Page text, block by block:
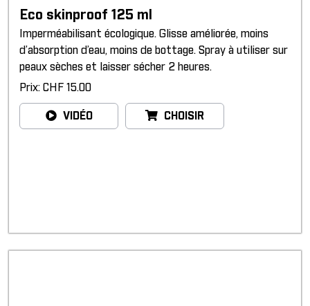
Eco skinproof 125 ml
Imperméabilisant écologique. Glisse améliorée, moins
d’absorption d’eau, moins de bottage. Spray à utiliser sur
peaux sèches et laisser sécher 2 heures.
Prix: CHF 15.00
VIDÉO CHOISIR